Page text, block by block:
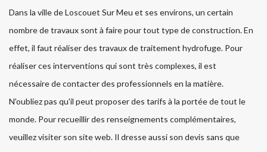
Dans la ville de Loscouet Sur Meu et ses environs, un certain
nombre de travaux sont à faire pour tout type de construction. En
effet, il faut réaliser des travaux de traitement hydrofuge. Pour
réaliser ces interventions qui sont très complexes, il est
nécessaire de contacter des professionnels en la matière.
N'oubliez pas qu'il peut proposer des tarifs à la portée de tout le
monde. Pour recueillir des renseignements complémentaires,
veuillez visiter son site web. Il dresse aussi son devis sans que